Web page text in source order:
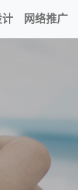
计 网络推广